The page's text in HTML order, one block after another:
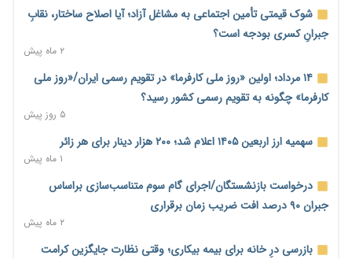
۹ ساعت پیش
پالایشگاه تهران در مسیر افزایش تولید بنزین و ارتقای استاندارد
۹ ساعت پیش
کیف پول ایران؛ از ابزار پرداخت تا سکوی اعتباردهی و خدمات بانکی
کاهش تقاضا حباب سکه را به زیر ۳ میلیون تومان رساند؛ هشدار
۱۰ ساعت پیش
۷ میلیارد دلار از تسهیلات نفتی صندوق توسعه ملی معوق شد؛
۱۰ ساعت پیش
شوک قیمتی تأمین اجتماعی به مشاغل آزاد؛ آیا اصلاح ساختار، نقابِ
جبرانِ کسری بودجه است؟
۲ ماه پیش
۱۴ مرداد؛ اولین «روز ملی کارفرما» در تقویم رسمی ایران/«روز ملی
کارفرما» چگونه به تقویم رسمی کشور رسید؟
۵ روز پیش
سهمیه ارز اربعین ۱۴۰۵ اعلام شد؛ ۲۰۰ هزار دینار برای هر زائر
۱ ماه پیش
درخواست بازنشستگان/اجرای گام سوم متناسب‌سازی براساس
جبران ۹۰ درصد افت ضریب زمان برقراری
۲ ماه پیش
بازرسی درِ خانه برای بیمه بیکاری؛ وقتی نظارت جایگزین کرامت